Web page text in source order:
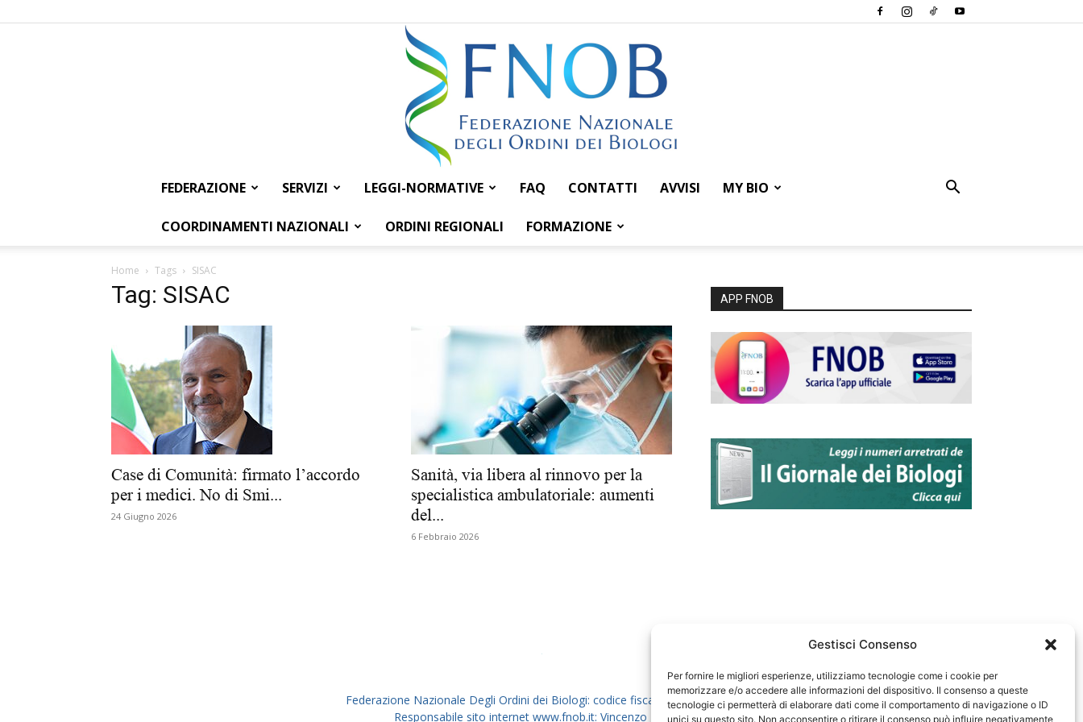
Gestisci Consenso
Per fornire le migliori esperienze, utilizziamo tecnologie come i cookie per
memorizzare e/o accedere alle informazioni del dispositivo. Il consenso a queste
tecnologie ci permetterà di elaborare dati come il comportamento di navigazione o ID
unici su questo sito. Non acconsentire o ritirare il consenso può influire negativamente
Federazione
Nazionale
degli
FEDERAZIONE SERVIZI LEGGI-NORMATIVE FAQ CONTATTI AVVISI MY BIO
COORDINAMENTI NAZIONALI ORDINI REGIONALI FORMAZIONE
Home Tags SISAC
Tag: SISAC
Case di Comunità: firmato l’accordo
per i medici. No di Smi...
24 Giugno 2026
Sanità, via libera al rinnovo per la
specialistica ambulatoriale: aumenti
del...
6 Febbraio 2026
APP FNOB
Federazione Nazionale Degli Ordini dei Biologi: codice fiscale 80069130583
Responsabile sito internet www.fnob.it: Vincenzo D'Anna